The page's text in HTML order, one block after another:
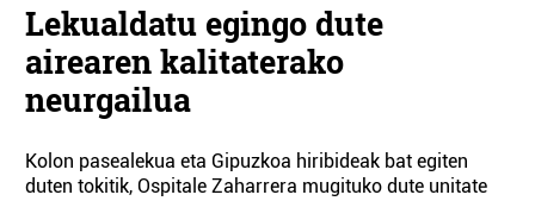
Lekualdatu egingo dute
airearen kalitaterako
neurgailua
Kolon pasealekua eta Gipuzkoa hiribideak bat egiten
duten tokitik, Ospitale Zaharrera mugituko dute unitate